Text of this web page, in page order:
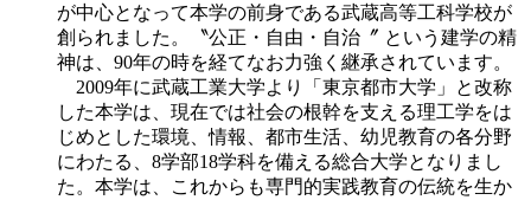
が中心となって本学の前身である武蔵高等工科学校が
創られました。〝公正・自由・自治〞 という建学の精
神は、90年の時を経てなお力強く継承されています。
2009年に武蔵工業大学より「東京都市大学」と改称
した本学は、現在では社会の根幹を支える理工学をは
じめとした環境、情報、都市生活、幼児教育の各分野
にわたる、8学部18学科を備える総合大学となりまし
た。本学は、これからも専門的実践教育の伝統を生か